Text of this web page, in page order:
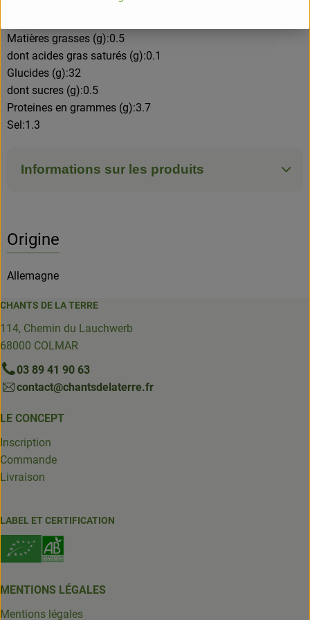
Valeurs nutritionnelles pour 100g
Matières grasses (g):0.5
dont acides gras saturés (g):0.1
Glucides (g):32
dont sucres (g):0.5
Proteines en grammes (g):3.7
Sel:1.3
Informations sur les produits
Origine
Allemagne
CHANTS DE LA TERRE
114, Chemin du Lauchwerb
68000 COLMAR
03 89 41 90 63
contact@chantsdelaterre.fr
LE CONCEPT
Inscription
Commande
Livraison
LABEL ET CERTIFICATION
MENTIONS LÉGALES
Mentions légales